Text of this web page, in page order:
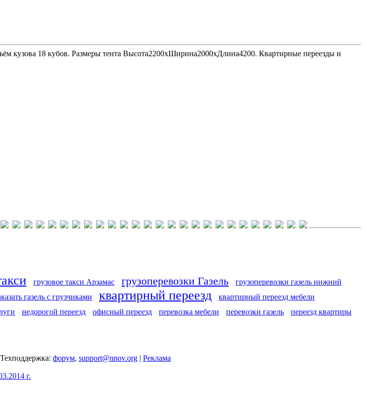
кузова 18 кубов. Размеры тента Высота2200хШирина2000хДлина4200. Квартирные переезды и
грузовое такси Арзамас грузоперевозки Газель
грузоперевозки газель нижний
газель с грузчиками квартирный переезд квартирный переезд мебели
недорогой переезд офисный переезд перевозка мебели перевозки газель переезд квартиры
форум, support@nnov.org | Реклама
г.